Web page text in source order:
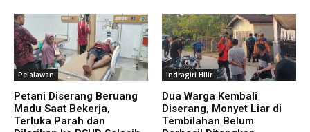
Pelalawan
Petani Diserang Beruang
Madu Saat Bekerja,
Terluka Parah dan
Indragiri Hilir
Dua Warga Kembali
Diserang, Monyet Liar di
Tembilahan Belum